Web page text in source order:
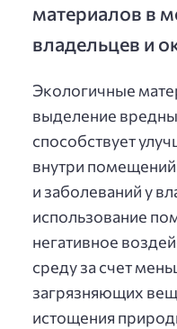
материалов в
владельцев и
Экологичные
выделение
способствует
внутри помещений
и заболеваний у
использование
негативное
среду за счет
загрязняющих
истощения